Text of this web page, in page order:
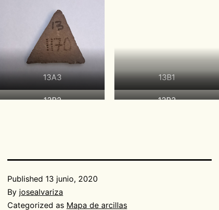
13A3 13B1
13B2 13B3
Published 13 junio, 2020
By josealvariza
Categorized as Mapa de arcillas